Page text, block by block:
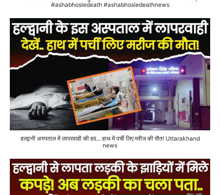
#ashabhosledeath #ashabhosledeathnews
हल्द्वानी अस्पताल में लापरवाही की हद... हाथ में पर्ची लिए मरीज की मौत! Uttarakhand
news